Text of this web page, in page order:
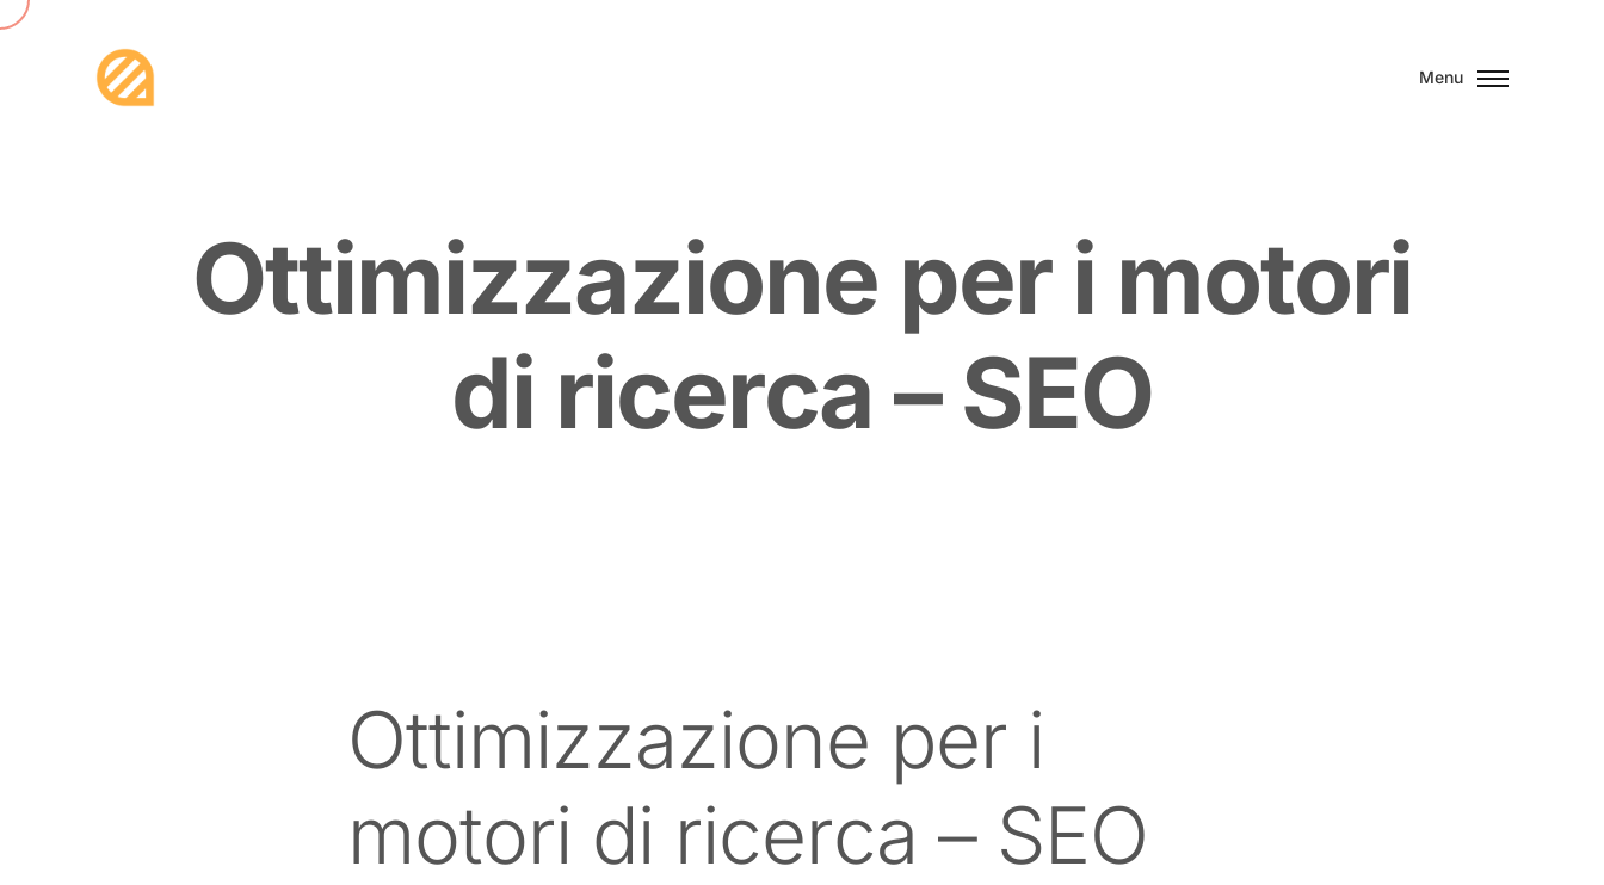
Menu
Ottimizzazione per i motori
di ricerca – SEO
Ottimizzazione per i
motori di ricerca – SEO